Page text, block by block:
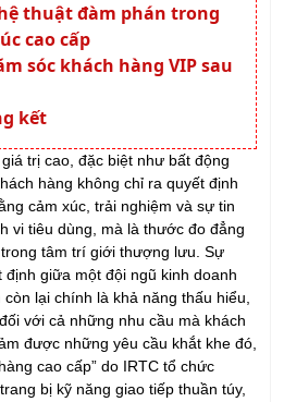
thuật đàm phán trong
cao cấp
sóc khách hàng VIP sau
kết
trị cao, đặc biệt như bất động
hàng không chỉ ra quyết định
cảm xúc, trải nghiệm và sự tin
vi tiêu dùng, mà là thước đo đẳng
tâm trí giới thượng lưu. Sự
giữa một đội ngũ kinh doanh
lại chính là khả năng thấu hiểu,
với cả những nhu cầu mà khách
được những yêu cầu khắt khe đó,
cao cấp” do IRTC tổ chức
bị kỹ năng giao tiếp thuần túy,